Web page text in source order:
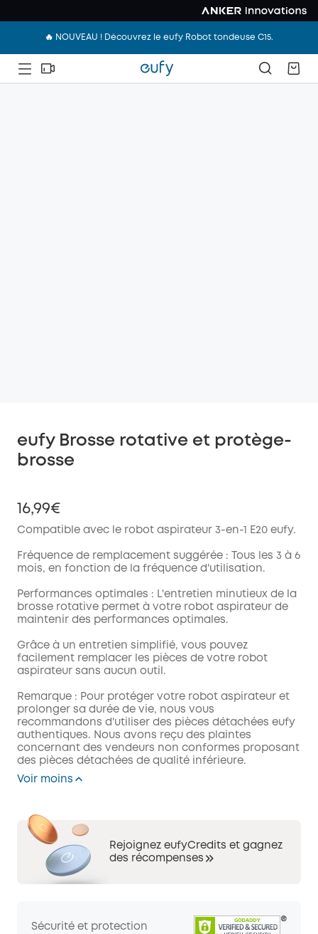
🔥 NOUVEAU ! Découvrez le eufy Robot tondeuse C15.
eufy Brosse rotative et protège-
brosse
16,99€
Compatible avec le robot aspirateur 3-en-1 E20 eufy.
Fréquence de remplacement suggérée : Tous les 3 à 6
mois, en fonction de la fréquence d'utilisation.
Performances optimales : L'entretien minutieux de la
brosse rotative permet à votre robot aspirateur de
maintenir des performances optimales.
Grâce à un entretien simplifié, vous pouvez
facilement remplacer les pièces de votre robot
aspirateur sans aucun outil.
Remarque : Pour protéger votre robot aspirateur et
prolonger sa durée de vie, nous vous
recommandons d'utiliser des pièces détachées eufy
authentiques. Nous avons reçu des plaintes
concernant des vendeurs non conformes proposant
des pièces détachées de qualité inférieure.
Voir moins
Rejoignez eufyCredits et gagnez
des récompenses
Sécurité et protection